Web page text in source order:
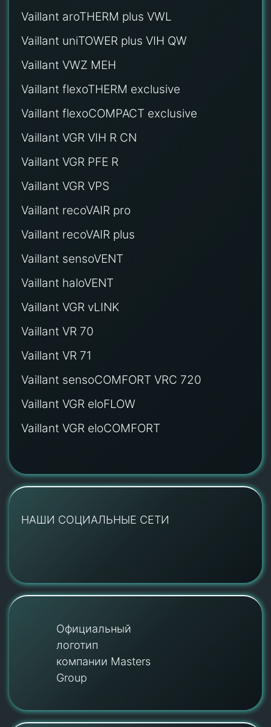
Vaillant aroTHERM plus VWL
Vaillant uniTOWER plus VIH QW
Vaillant VWZ MEH
Vaillant flexoTHERM exclusive
Vaillant flexoCOMPACT exclusive
Vaillant VGR VIH R CN
Vaillant VGR PFE R
Vaillant VGR VPS
Vaillant recoVAIR pro
Vaillant recoVAIR plus
Vaillant sensoVENT
Vaillant haloVENT
Vaillant VGR vLINK
Vaillant VR 70
Vaillant VR 71
Vaillant sensoCOMFORT VRC 720
Vaillant VGR eloFLOW
Vaillant VGR eloCOMFORT
НАШИ СОЦИАЛЬНЫЕ СЕТИ
Официальный
логотип
компании Masters
Group